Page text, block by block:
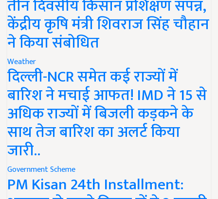
तीन दिवसीय किसान प्रशिक्षण संपन्न,
केंद्रीय कृषि मंत्री शिवराज सिंह चौहान
ने किया संबोधित
Weather
दिल्ली-NCR समेत कई राज्यों में
बारिश ने मचाई आफत! IMD ने 15 से
अधिक राज्यों में बिजली कड़कने के
साथ तेज बारिश का अलर्ट किया
जारी..
Government Scheme
PM Kisan 24th Installment: